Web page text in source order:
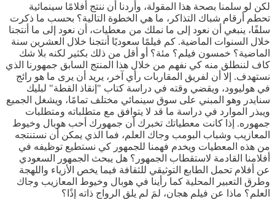
لكن لو سلمنا بصحة هذا المقولة، وأردنا أن ننتج أفلامًا سينمائية
تحطم أرقام شباك التذاكر، ما هي الخطوة التالية؟ بحسب ما ذكرت
سلفًا، ينبغي أن نعود إلى ما نملك من معطيات، أن نعود إلى ما أنتجنا
خلال السنوات الماضية. كم فيلمًا سعوديًا أنتجنا خلال العشرين سنة
الماضية؟ خمسون فيلم؟ مئة؟ أو أقل من ذلك بكثير لكنه بلا شك
كاف لننطلق منه كي نفهم من خلال هذا المنتج السابق جمهورنا الذي
نستهدف. إلا أن لفريق المقاربات رأي آخر، يريد أن يرى ما هو رائج
في هوليوود، ويقضي وقته في دراسة كتاب "إنقاذ القطة" لبليك
سنايدر وهو المبني على سوق سينمائي مختلف تمامًا، ويشغل الجميع
ويبذر الموارد في دراسة ما قد لا يتوافق مع متطلباته ومتطلبات
جمهوره. إذا كانت معطياتك تخبرك أن جمهورك أحب هوبال وخيوط
المعازيب وشباب البومب وجاك العلم، فما الذي يمكن أن نستنتجه
من هذه المعطيات ويخدم فهمنا للجمهور كي نستطيع توظيفه في
أفلامنا القادمة لاستقطاب الجمهور؟ هل يبحث الجمهور السعودي
عن أفلام تحمل الطابع التوثيقي للثقافة فيما يخص الأزياء واللهجة
وطرق التعبير المحلية كما رأينا في هوبال وخيوط المعازيب وجاك
العلم؟ ماذا عن فيلم هجان، لمَ لم يلق الرواج ذاته إذًا؟